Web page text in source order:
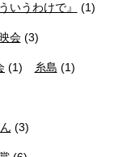
いうわけで』 (1)
会(3)
(1) 糸島 (1)
(3)